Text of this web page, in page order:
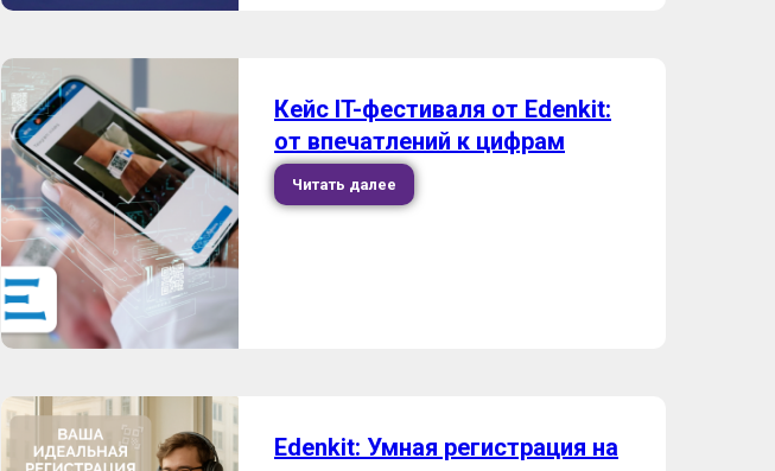
Кейс IT-фестиваля от Edenkit:
от впечатлений к цифрам
Читать далее
Edenkit: Умная регистрация на